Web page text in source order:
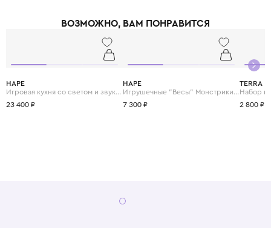
ВОЗМОЖНО, ВАМ ПОНРАВИТСЯ
HAPE
Игровая кухня со светом и звуком "Готовим вместе"
23 400 ₽
HAPE
Игрушечные "Весы" Монстрики с брошюрой примеров на сложение и состав числа
7 300 ₽
TERRA
2 800 ₽